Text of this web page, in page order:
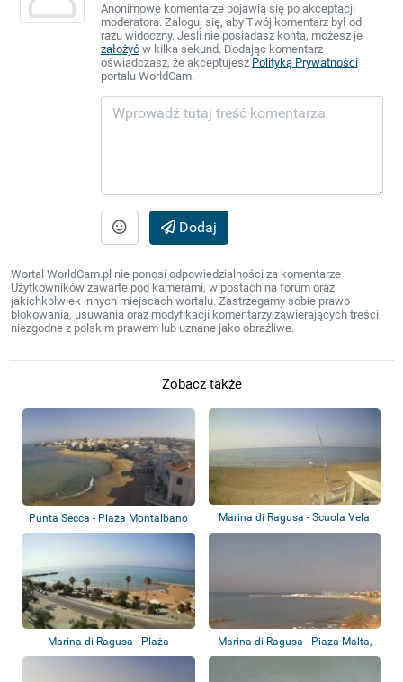
Anonimowe komentarze pojawią się po akceptacji
moderatora. Zaloguj się, aby Twój komentarz był od
razu widoczny. Jeśli nie posiadasz konta, możesz je
założyćw kilka sekund. Dodając komentarz
oświadczasz, że akceptujesz Polityką Prywatności
portalu WorldCam.
Dodaj
Wortal WorldCam.pl nie ponosi odpowiedzialności za komentarze
Użytkowników zawarte pod kamerami, w postach na forum oraz
jakichkolwiek innych miejscach wortalu. Zastrzegamy sobie prawo
blokowania, usuwania oraz modyfikacji komentarzy zawierających treści
niezgodne z polskim prawem lub uznane jako obraźliwe.
Zobacz także
Punta Secca - Plaża Montalbano
Marina di Ragusa - Scuola Vela
Ragusa
Marina di Ragusa - Plaża
Marina di Ragusa - Piaza Malta,
Plaża